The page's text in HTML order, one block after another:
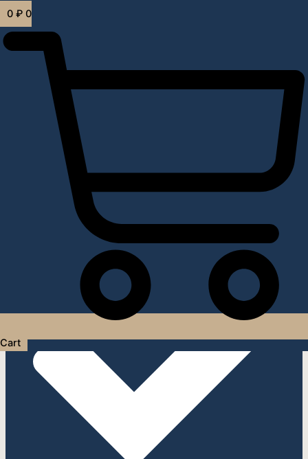
0 ₽ 0
Cart
Услуги дизайнера интерьера